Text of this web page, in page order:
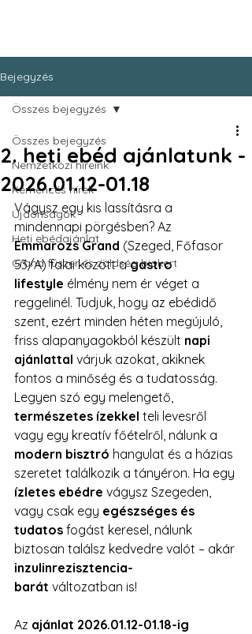
Bejegyzés
Összes bejegyzés
Nemzetközi híreink
Kemencés hírek
Újdonságok
Heti ebédajánlat
Grand fűszer és zöldség biokert
Összes bejegyzés
2. heti ebéd ajánlatunk -
2026.01.12-01.18
Vágysz egy kis lassításra a
mindennapi pörgésben? Az
Emmarozs Grand (Szeged, Főfasor
53/A) falai között a gastro
lifestyle élmény nem ér véget a
reggelinél. Tudjuk, hogy az ebédidő
szent, ezért minden héten megújuló,
friss alapanyagokból készült napi
ajánlattal várjuk azokat, akiknek
fontos a minőség és a tudatosság.
Legyen szó egy melengető,
természetes ízekkel teli levesről
vagy egy kreatív főételről, nálunk a
modern bisztró hangulat és a házias
szeretet találkozik a tányéron. Ha egy
ízletes ebédre vágysz Szegeden,
vagy csak egy egészséges és
tudatos fogást keresel, nálunk
biztosan találsz kedvedre valót – akár
inzulinrezisztencia-
barát változatban is!
Az ajánlat 2026.01.12-01.18-ig